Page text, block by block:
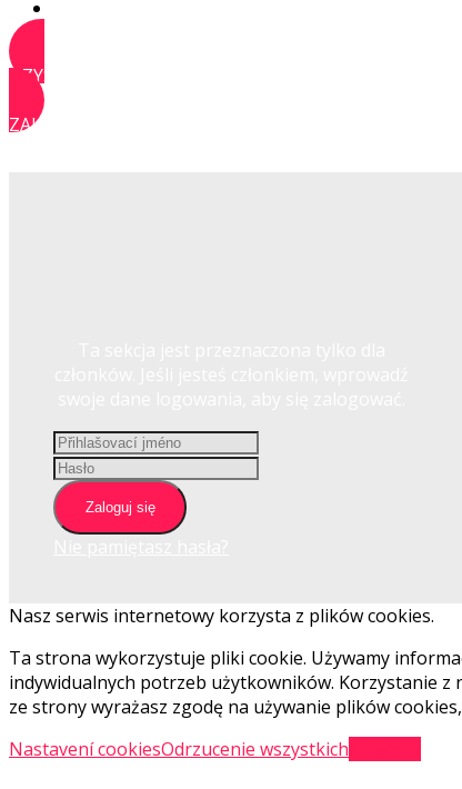
UZYSKAJ DOSTĘP
ZALOGUJ SIĘ
Zaloguj się
Nasz serwis internetowy korzysta z plików cookies.
Ta strona wykorzystuje pliki cookie. Używamy
indywidualnych potrzeb użytkowników. Korzystanie z
ze strony wyrażasz zgodę na używanie plików
Nastavení cookiesOdrzucenie wszystkich